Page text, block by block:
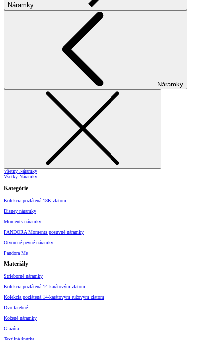
Náramky
Náramky
Všetky Náramky
Všetky Náramky
Kategórie
Kolekcia pozlátená 18K zlatom
Disney náramky
Moments náramky
PANDORA Moments posuvné náramky
Otvorené pevné náramky
Pandora Me
Materiály
Strieborné náramky
Kolekcia pozlátená 14-karátovým zlatom
Kolekcia pozlátená 14-karátovým ružovým zlatom
Dvojfarebné
Kožené náramky
Glazúra
Textilná šnúrka